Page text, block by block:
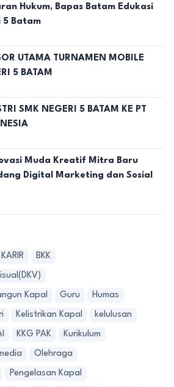
Hukum, Bapas Batam Edukasi
5 Batam
UTAMA TURNAMEN MOBILE
5 BATAM
SMK NEGERI 5 BATAM KE PT
Muda Kreatif Mitra Baru
Digital Marketing dan Sosial
BKK
Kapal Guru Humas
Kelistrikan Kapal kelulusan
KKG PAK Kurikulum
Olehraga
Pengelasan Kapal